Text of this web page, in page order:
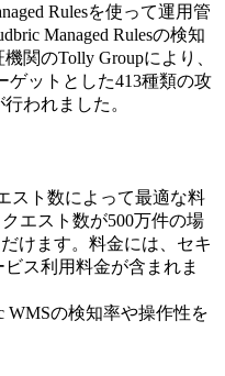
Rulesを使って運用管
Managed Rulesの検知
関のTolly Groupにより、
ゲットとした413種類の攻
われました。
スト数によって最適な料
エスト数が500万件の場
けます。料金には、セキ
ス利用料金が含まれま
WMSの検知率や操作性を